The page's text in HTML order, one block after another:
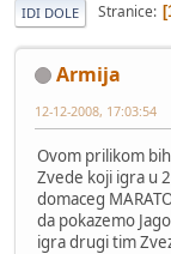
IDI DOLE Stranice
Armija
12-12-2008, 17:03:54
Ovom prilikom
Zvede koji igra u
domaceg
da pokazemo
igra drugi tim